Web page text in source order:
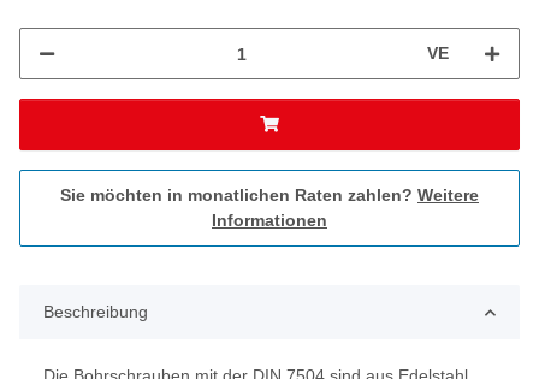
VE
Sie möchten in monatlichen Raten zahlen? Weitere
Informationen
Beschreibung